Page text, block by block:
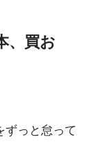
、買お
ずっと怠って